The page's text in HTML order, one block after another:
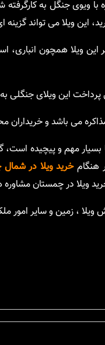
با ویوی جنگل به
این ویلا می تواند
ویلا همچون انباری،
این ویلای جنگلی
می باشد و خریداران
بسیار مهم و پیچیده
هنگامخرید ویلا در
ویلا در چمستان
، زمین و سایر امور